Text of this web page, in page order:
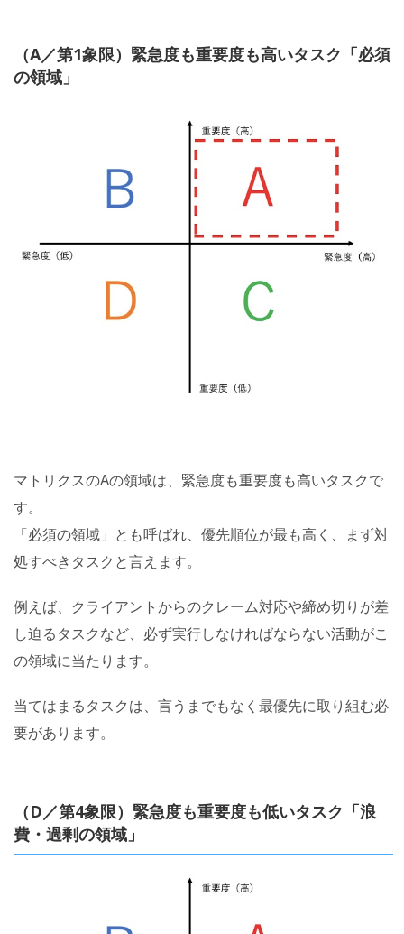
（A／第1象限）緊急度も重要度も高いタスク「必須
の領域」
マトリクスのAの領域は、緊急度も重要度も高いタスクで
す。
「必須の領域」とも呼ばれ、優先順位が最も高く、まず対
処すべきタスクと言えます。
例えば、クライアントからのクレーム対応や締め切りが差
し迫るタスクなど、必ず実行しなければならない活動がこ
の領域に当たります。
当てはまるタスクは、言うまでもなく最優先に取り組む必
要があります。
（D／第4象限）緊急度も重要度も低いタスク「浪
費・過剰の領域」